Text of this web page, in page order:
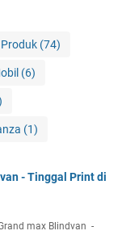
Produk (74)
(6)
(1)
- Tinggal Print di
max Blindvan -